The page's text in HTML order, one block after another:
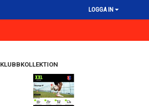
LOGGA IN
KLUBBKOLLEKTION